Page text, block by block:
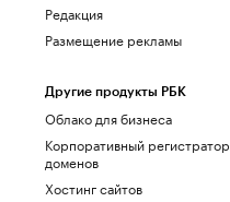
Редакция
Размещение рекламы
Другие продукты РБК
Облако для бизнеса
Корпоративный регистратор
доменов
Хостинг сайтов